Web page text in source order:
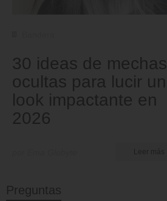
30 ideas de mechas
ocultas para lucir un
look impactante en
2026
Preguntas